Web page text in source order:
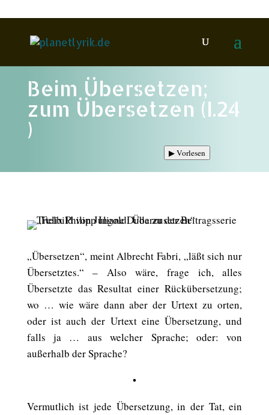
Beim Übersetzen;
zum Übersetzen (I.24
)
▶Vorlesen
„Übersetzen“, meint Albrecht Fabri, „läßt sich nur
Übersetztes.“ – Also wäre, frage ich, alles
Übersetzte das Resultat einer Rückübersetzung;
wo … wie wäre dann aber der Urtext zu orten,
oder ist auch der Urtext eine Übersetzung, und
falls ja … aus welcher Sprache; oder: von
außerhalb der Sprache?
•
Vermutlich ist jede Übersetzung, in der Tat, ein